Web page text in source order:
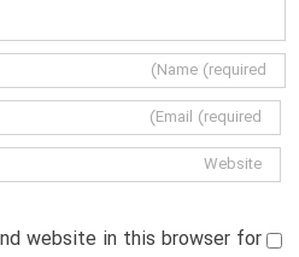
website in this browser for